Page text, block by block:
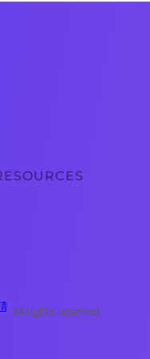
· All rights reserved